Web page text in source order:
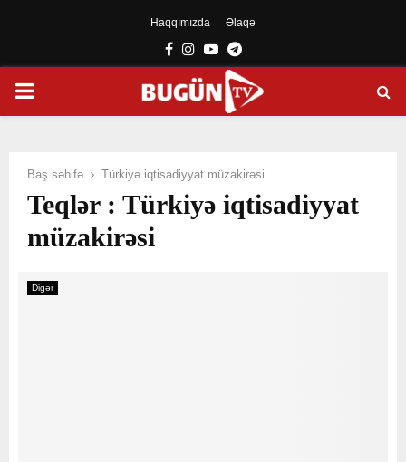
Haqqımızda Əlaqə
Facebook
Instagram
YoutubeTelegram
PRIMARY
Baş səhifə Türkiyə iqtisadiyyat müzakirəsi
Teqlər : Türkiyə iqtisadiyyat
müzakirəsi
Digər